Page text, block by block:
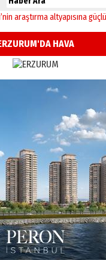
altyapısına güçlü onay
HAVA